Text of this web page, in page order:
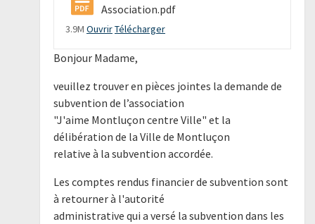
Association.pdf
3.9M OuvrirTélécharger
Bonjour Madame,
veuillez trouver en pièces jointes la demande de
subvention de l’association
"J'aime Montluçon centre Ville" et la
délibération de la Ville de Montluçon
relative à la subvention accordée.
Les comptes rendus financier de subvention sont
à retourner à l'autorité
administrative qui a versé la subvention dans les